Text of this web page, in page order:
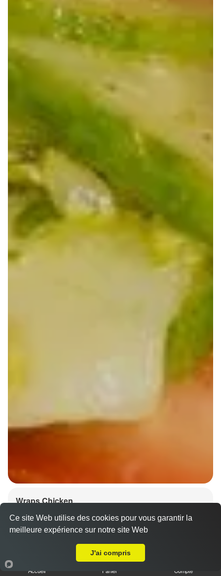
Wraps Chicken
8.50 €
Accueil Panier Compte
Ce site Web utilise des cookies pour vous garantir la
meilleure expérience sur notre site Web
J'ai compris